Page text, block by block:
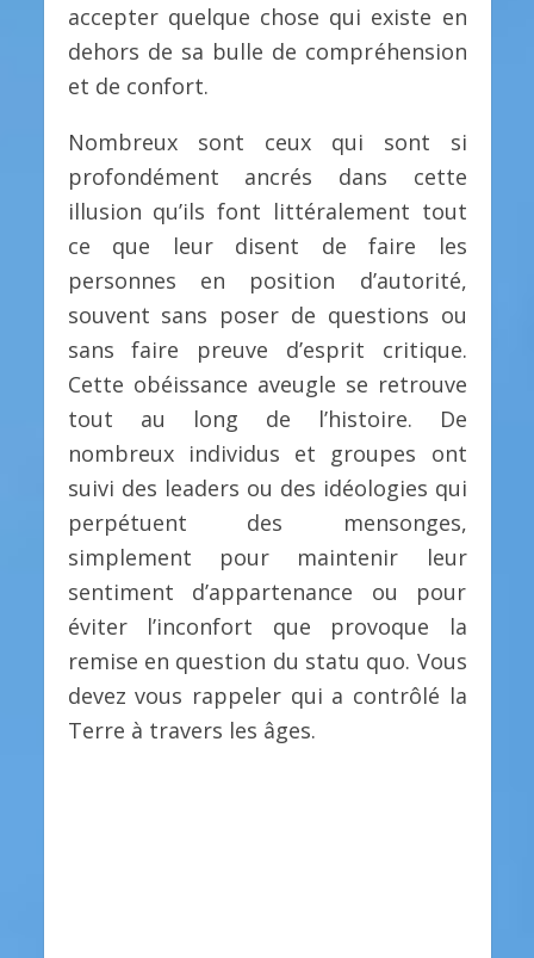
accepter quelque chose qui existe en
dehors de sa bulle de compréhension
et de confort.
Nombreux sont ceux qui sont si
profondément ancrés dans cette
illusion qu’ils font littéralement tout
ce que leur disent de faire les
personnes en position d’autorité,
souvent sans poser de questions ou
sans faire preuve d’esprit critique.
Cette obéissance aveugle se retrouve
tout au long de l’histoire. De
nombreux individus et groupes ont
suivi des leaders ou des idéologies qui
perpétuent des mensonges,
simplement pour maintenir leur
sentiment d’appartenance ou pour
éviter l’inconfort que provoque la
remise en question du statu quo. Vous
devez vous rappeler qui a contrôlé la
Terre à travers les âges.